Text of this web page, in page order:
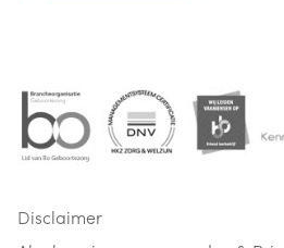
Disclaimer